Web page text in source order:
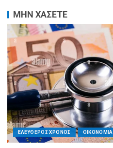
ΜΗΝ ΧΑΣΕΤΕ
ΕΛΕΥΘΕΡΟΣ ΧΡΟΝΟΣ ΟΙΚΟΝΟΜΙΑ